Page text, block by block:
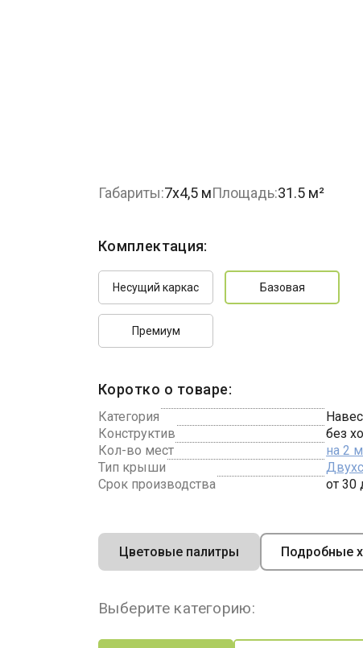
Габариты:7х4,5 мПлощадь:31.5 м²
Комплектация:
Несущий каркас Базовая
Премиум
Коротко о товаре:
Категория
Конструктив
без
Кол-во мест
на 2
Тип крыши
Срок производства
от 30
Цветовые палитры Подробные
Выберите категорию: